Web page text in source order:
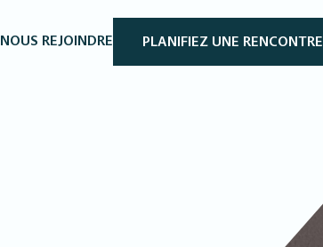
NOUS REJOINDRE PLANIFIEZ UNE RENCONTRE